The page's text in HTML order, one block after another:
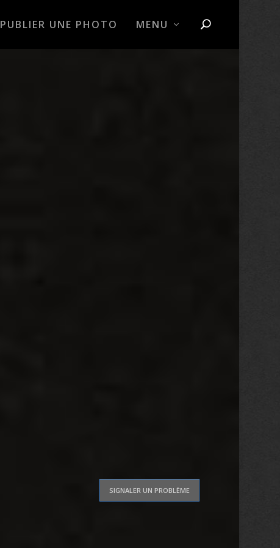
PUBLIER UNE PHOTO MENU
SIGNALER UN PROBLÈME